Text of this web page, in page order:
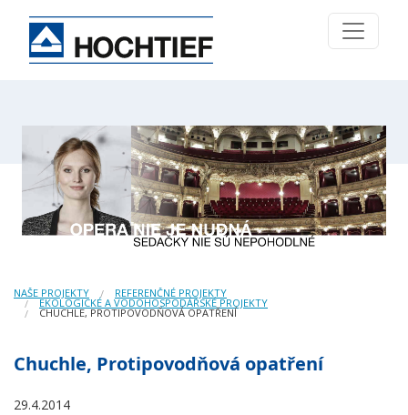
NAŠE PROJEKTY REFERENČNÉ PROJEKTY
EKOLOGICKÉ A VODOHOSPODÁŘSKÉ PROJEKTY
CHUCHLE, PROTIPOVODŇOVÁ OPATŘENÍ
Chuchle, Protipovodňová opatření
29.4.2014